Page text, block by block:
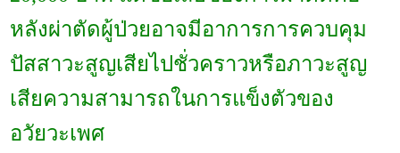
หลังผ่าตัดผู้ป่วยอาจมีอาการการควบคุม
ปัสสาวะสูญเสียไปชั่วคราวหรือภาวะสูญ
เสียความสามารถในการแข็งตัวของ
อวัยวะเพศ